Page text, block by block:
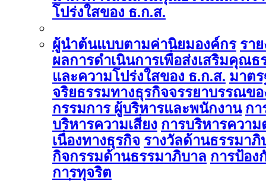
โปร่งใสของ ธ.ก.ส.
ผู้นำต้นแบบตามค่านิยมองค์กร รา
ผลการดำเนินการเพื่อส่งเสริมคุณธ
และความโปร่งใสของ ธ.ก.ส. มาต
จริยธรรมทางธุรกิจจรรยาบรรณขอ
กรรมการ ผู้บริหารและพนักงาน กา
บริหารความเสี่ยง การบริหารความ
เนื่องทางธุรกิจ รางวัลด้านธรรมาภิ
กิจกรรมด้านธรรมาภิบาล การป้อง
การทุจริต